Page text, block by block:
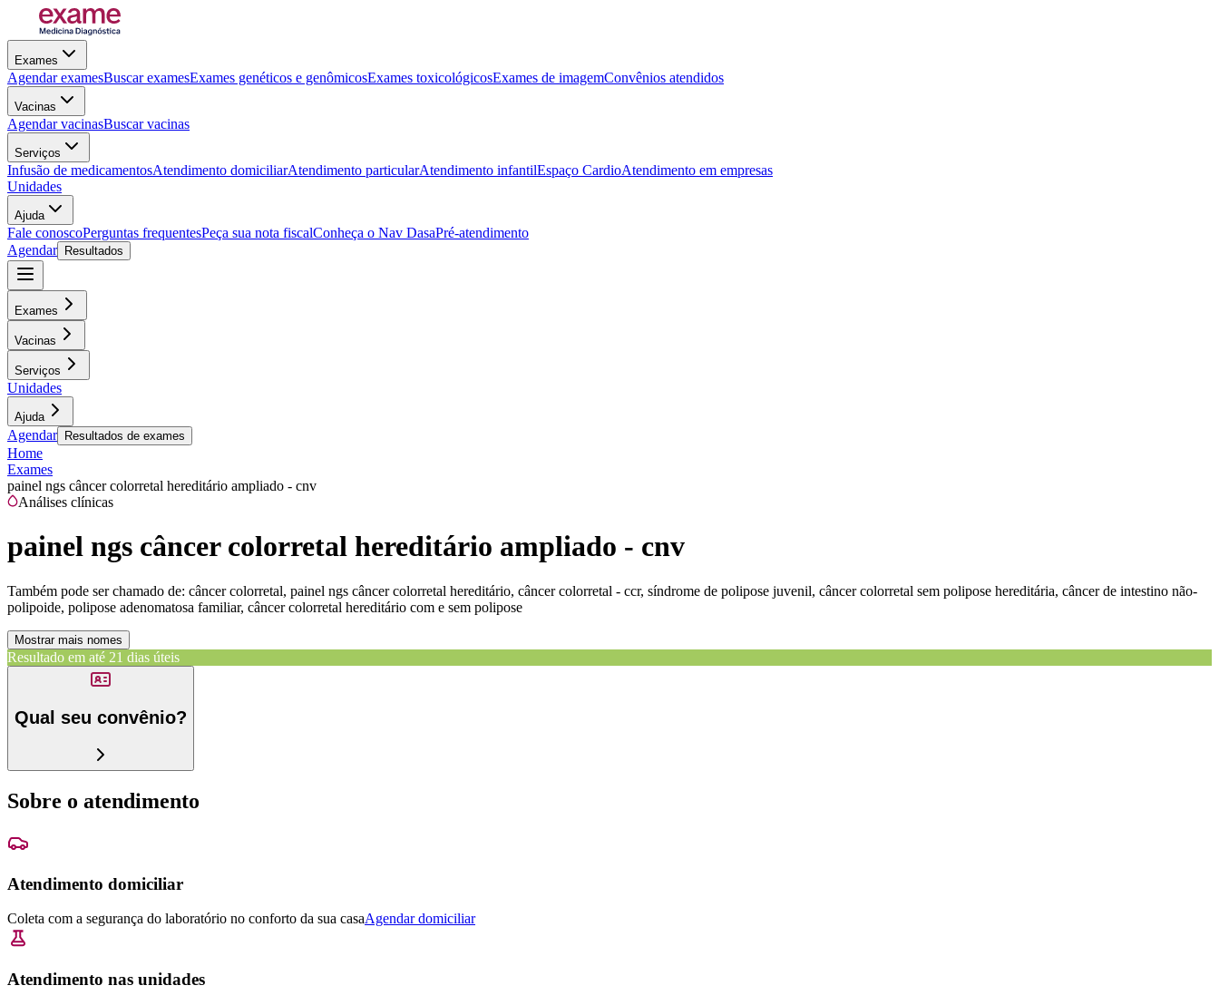
Exames
Agendar examesBuscar examesExames genéticos e genômicosExames toxicológicosExames de imagemConvênios atendidos
Vacinas
Agendar vacinasBuscar vacinas
Serviços
Infusão de medicamentosAtendimento domiciliarAtendimento particularAtendimento infantilEspaço CardioAtendimento em empresas
Unidades
Ajuda
Fale conoscoPerguntas frequentesPeça sua nota fiscalConheça o Nav DasaPré-atendimento
Agendar
Resultados
Exames
Vacinas
Serviços
Unidades
Ajuda
Agendar Resultados de exames
Home
Exames
painel ngs câncer colorretal hereditário ampliado - cnv
Análises clínicas
painel ngs câncer colorretal hereditário ampliado - cnv
Também pode ser chamado de: câncer colorretal, painel ngs câncer colorretal hereditário, câncer colorretal - ccr, síndrome de polipose juvenil, câncer colorretal sem polipose hereditária, câncer de intestino não-
polipoide, polipose adenomatosa familiar, câncer colorretal hereditário com e sem polipose
Mostrar mais nomes
Resultado em até 21 dias úteis
Qual seu convênio?
Sobre o atendimento
Atendimento domiciliar
Coleta com a segurança do laboratório no conforto da sua casaAgendar domiciliar
Atendimento nas unidades